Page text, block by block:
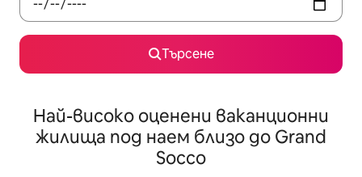
Търсене
Най-високо оценени ваканционни
жилища под наем близо до Grand
Socco